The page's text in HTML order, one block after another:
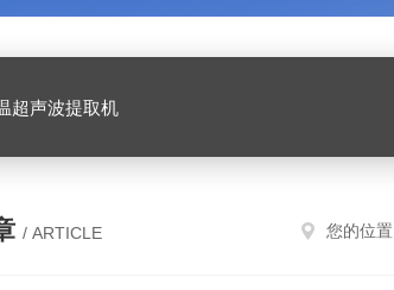
超声波提取机
/ ARTICLE 您的位置